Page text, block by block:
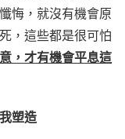
悔，就沒有機會原
，這些都是很可怕
，才有機會平息這
塑造